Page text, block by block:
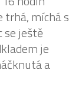
míchá s
se ještě
je
a